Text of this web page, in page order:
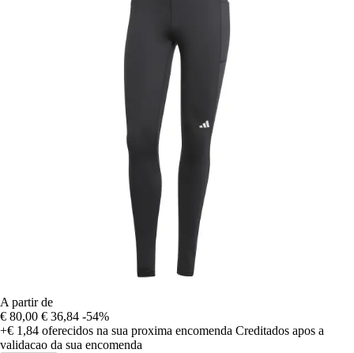
A partir de
€ 80,00 € 36,84 -54%
+€ 1,84 oferecidos na sua proxima encomenda Creditados apos a
validacao da sua encomenda